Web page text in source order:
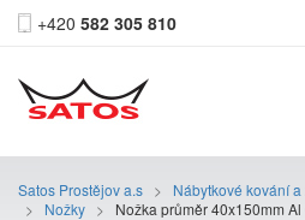
+420 582 305 810
Satos Prostějov a.s > Nábytkové kování
>
Nožky > Nožka průměr 40x150mm